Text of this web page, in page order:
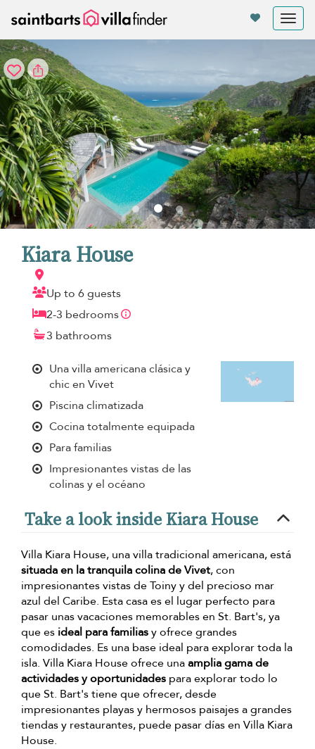
Kiara House
Up to 6 guests
2-3 bedrooms
3 bathrooms
Una villa americana clásica y
chic en Vivet
Piscina climatizada
Cocina totalmente equipada
Para familias
Impresionantes vistas de las
colinas y el océano
Take a look inside Kiara House
Villa Kiara House, una villa tradicional americana, está
situada en la tranquila colina de Vivet, con
impresionantes vistas de Toiny y del precioso mar
azul del Caribe. Esta casa es el lugar perfecto para
pasar unas vacaciones memorables en St. Bart's, ya
que es ideal para familiasy ofrece grandes
comodidades. Es una base ideal para explorar toda la
isla. Villa Kiara House ofrece unaamplia gama de
actividades y oportunidades para explorar todo lo
que St. Bart's tiene que ofrecer, desde
impresionantes playas y hermosos paisajes a grandes
tiendas y restaurantes, puede pasar días en Villa Kiara
House.
Panel de gestión de cookies